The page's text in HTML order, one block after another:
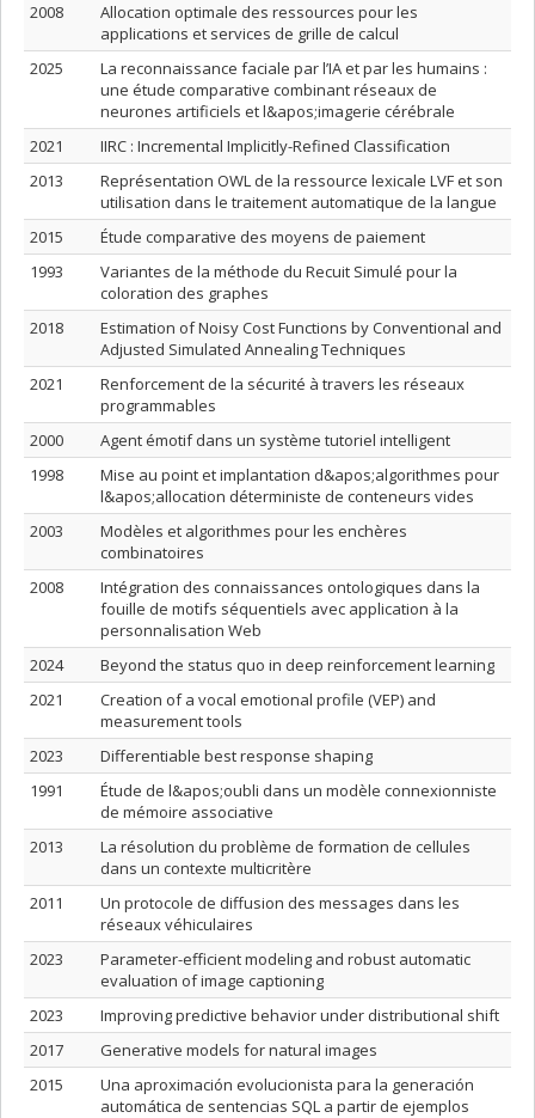
2008
Allocation optimale des ressources pour les
applications et services de grille de calcul
2025
La reconnaissance faciale par l’IA et par les humains :
une étude comparative combinant réseaux de
neurones artificiels et l&apos;imagerie cérébrale
2021
IIRC : Incremental Implicitly-Refined Classification
2013
Représentation OWL de la ressource lexicale LVF et son
utilisation dans le traitement automatique de la langue
2015
Étude comparative des moyens de paiement
1993
Variantes de la méthode du Recuit Simulé pour la
coloration des graphes
2018
Estimation of Noisy Cost Functions by Conventional and
Adjusted Simulated Annealing Techniques
2021
Renforcement de la sécurité à travers les réseaux
programmables
2000
Agent émotif dans un système tutoriel intelligent
1998
Mise au point et implantation d&apos;algorithmes pour
l&apos;allocation déterministe de conteneurs vides
2003
Modèles et algorithmes pour les enchères
combinatoires
2008
Intégration des connaissances ontologiques dans la
fouille de motifs séquentiels avec application à la
personnalisation Web
2024
Beyond the status quo in deep reinforcement learning
2021
Creation of a vocal emotional profile (VEP) and
measurement tools
2023
Differentiable best response shaping
1991
Étude de l&apos;oubli dans un modèle connexionniste
de mémoire associative
2013
La résolution du problème de formation de cellules
dans un contexte multicritère
2011
Un protocole de diffusion des messages dans les
réseaux véhiculaires
2023
Parameter-efficient modeling and robust automatic
evaluation of image captioning
2023
Improving predictive behavior under distributional shift
2017
Generative models for natural images
2015
Una aproximación evolucionista para la generación
automática de sentencias SQL a partir de ejemplos